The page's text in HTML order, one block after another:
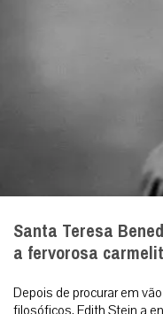
Santa Teresa
a fervorosa
Depois de procurar em
filosóficos, Edith Stein a